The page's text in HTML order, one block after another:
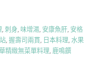
,刺身, 味增湯, 安康魚肝, 安格
,握壽司兩貫, 日本料理,水果
精緻無菜單料理, 鹿鳴饌